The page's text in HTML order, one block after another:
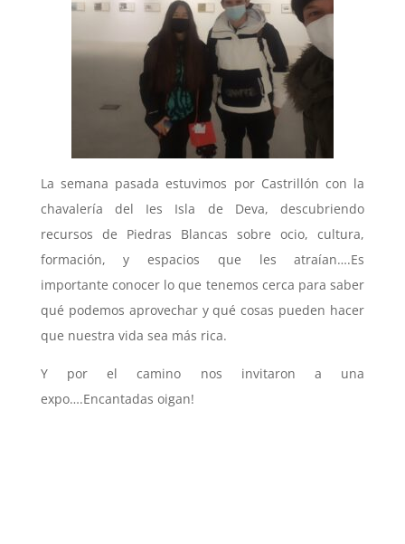
La semana pasada estuvimos por Castrillón con la
chavalería del Ies Isla de Deva, descubriendo
recursos de Piedras Blancas sobre ocio, cultura,
formación, y espacios que les atraían….Es
importante conocer lo que tenemos cerca para saber
qué podemos aprovechar y qué cosas pueden hacer
que nuestra vida sea más rica.
Y por el camino nos invitaron a una
expo….Encantadas oigan!